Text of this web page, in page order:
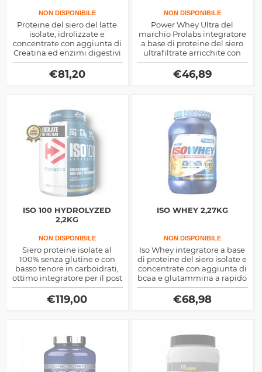
NON DISPONIBILE
Proteine del siero del latte
isolate, idrolizzate e
concentrate con aggiunta di
Creatina ed enzimi digestivi
prodotte dalla Muscletech
€81,20
NON DISPONIBILE
Power Whey Ultra del
marchio Prolabs integratore
a base di proteine del siero
ultrafiltrate arricchite con
Creatina e Taurina, elevata
concentrazione di
amminoacidi
€46,89
ISO 100 HYDROLYZED
2,2KG
NON DISPONIBILE
Siero proteine isolate al
100% senza glutine e con
basso tenore in carboidrati,
ottimo integratore per il post
workout, elevata qualità
€119,00
ISO WHEY 2,27KG
NON DISPONIBILE
Iso Whey integratore a base
di proteine del siero isolate e
concentrate con aggiunta di
bcaa e glutammina a rapido
assorbimento prodotto dalla
Quamtrax Nutrition
€68,98